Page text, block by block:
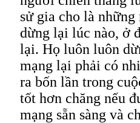
sử gia cho là
dừng lại lúc nào, ở
lại. Họ luôn luôn
mạng lại phải có
ra bốn lần trong
tốt hơn chăng nếu
mạng sẵn sàng và